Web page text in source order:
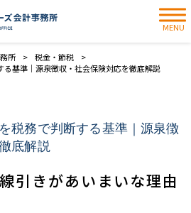
MENU
所 > 税金・節税
>
基準｜源泉徴収・社会保険対応を徹底解説
税務で判断する基準｜源泉徴
底解説
引きがあいまいな理由